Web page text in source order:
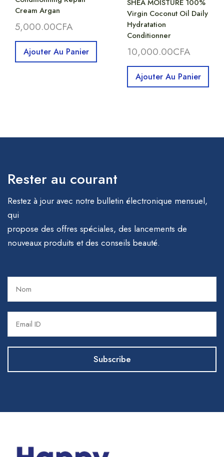
Cream Argan
5,000.00CFA
Ajouter Au Panier
SHEA MOISTURE 100%
Virgin Coconut Oil Daily
Hydratation
Conditionner
10,000.00CFA
Ajouter Au Panier
Rester au courant
Restez à jour avec notre bulletin électronique mensuel,
qui
propose des offres spéciales, des lancements de
nouveaux produits et des conseils beauté.